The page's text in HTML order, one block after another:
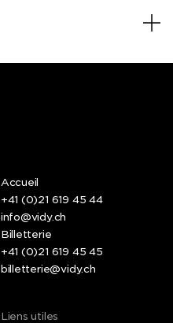
Accueil
+41 (0)21 619 45 44
info@vidy.ch
Billetterie
+41 (0)21 619 45 45
billetterie@vidy.ch
Liens utiles